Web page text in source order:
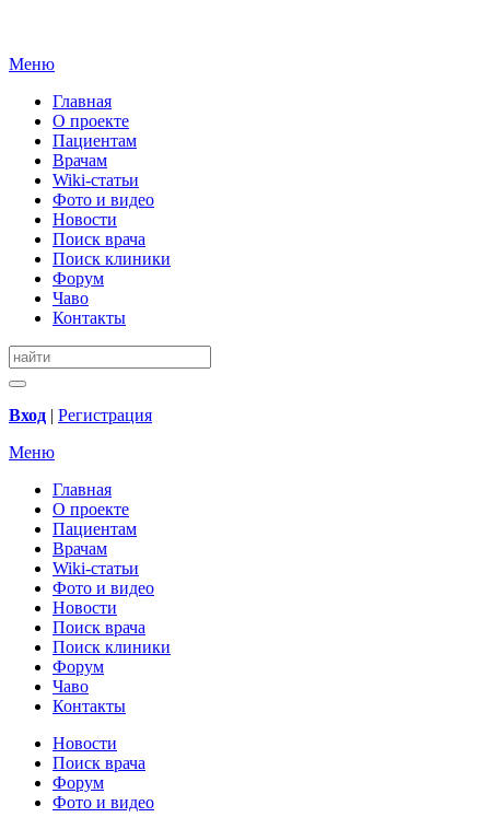
Меню
Главная
О проекте
Пациентам
Врачам
Wiki-статьи
Фото и видео
Новости
Поиск врача
Поиск клиники
Форум
Чаво
Контакты
Вход | Регистрация
Меню
Главная
О проекте
Пациентам
Врачам
Wiki-статьи
Фото и видео
Новости
Поиск врача
Поиск клиники
Форум
Чаво
Контакты
Новости
Поиск врача
Форум
Фото и видео